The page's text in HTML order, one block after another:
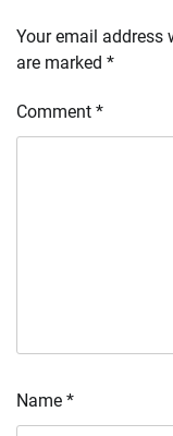
Your email address
are marked *
Comment *
Name *